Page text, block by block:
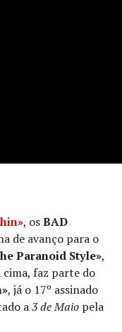
, osBAD
de avanço para o
Paranoid Style»,
faz parte do
, já o 17º assinado
a3 de Maio pela